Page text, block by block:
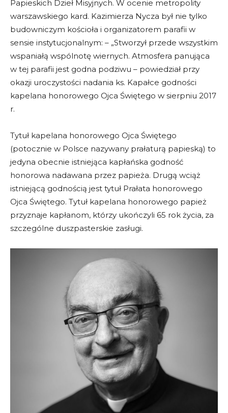
Papieskich Dzieł Misyjnych. W ocenie metropolity
warszawskiego kard. Kazimierza Nycza był nie tylko
budowniczym kościoła i organizatorem parafii w
sensie instytucjonalnym: – „Stworzył przede wszystkim
wspaniałą wspólnotę wiernych. Atmosfera panująca
w tej parafii jest godna podziwu – powiedział przy
okazji uroczystości nadania ks. Kapałce godności
kapelana honorowego Ojca Świętego w sierpniu 2017
r.
Tytuł kapelana honorowego Ojca Świętego
(potocznie w Polsce nazywany prałaturą papieską) to
jedyna obecnie istniejąca kapłańska godność
honorowa nadawana przez papieża. Drugą wciąż
istniejącą godnością jest tytuł Prałata honorowego
Ojca Świętego. Tytuł kapelana honorowego papież
przyznaje kapłanom, którzy ukończyli 65 rok życia, za
szczególne duszpasterskie zasługi.